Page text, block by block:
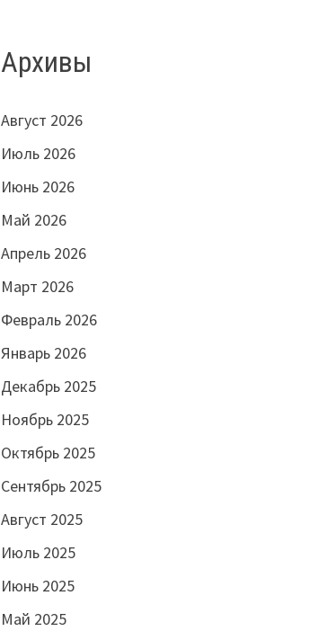
Архивы
Август 2026
Июль 2026
Июнь 2026
Май 2026
Апрель 2026
Март 2026
Февраль 2026
Январь 2026
Декабрь 2025
Ноябрь 2025
Октябрь 2025
Сентябрь 2025
Август 2025
Июль 2025
Июнь 2025
Май 2025